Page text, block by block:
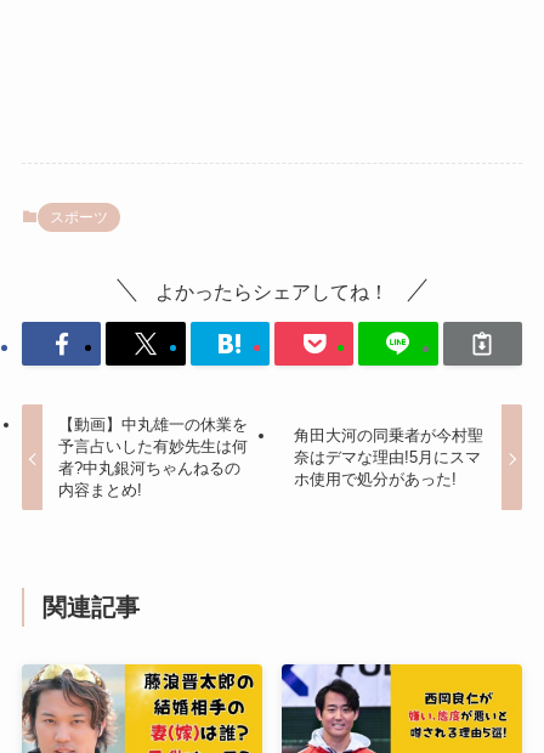
スポーツ
よかったらシェアしてね！
【動画】中丸雄一の休業を
予言占いした有妙先生は何
者?中丸銀河ちゃんねるの
内容まとめ!
角田大河の同乗者が今村聖
奈はデマな理由!5月にスマ
ホ使用で処分があった!
関連記事